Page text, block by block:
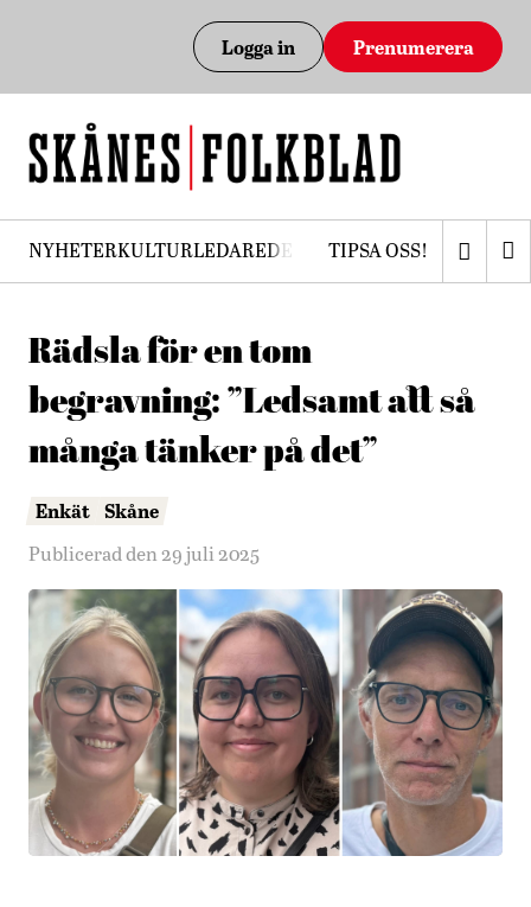
Logga in Prenumerera
NYHETERKULTURLEDAREDEBATTPRENUMERERA
TIPSA OSS!
Rädsla för en tom
begravning: ”Ledsamt att så
många tänker på det”
Enkät Skåne
Publicerad den 29 juli 2025